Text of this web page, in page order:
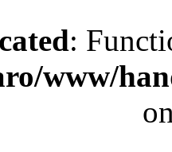
:
www/